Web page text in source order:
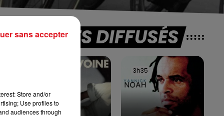
TITRES DIFFUSÉS
3h35
3h35
Store and/or
Use profiles to
audiences through
sans accepter